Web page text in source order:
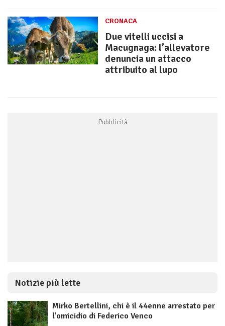
CRONACA
Due vitelli uccisi a
Macugnaga: l’allevatore
denuncia un attacco
attribuito al lupo
Notizie più lette
Mirko Bertellini, chi è il 44enne arrestato per
l’omicidio di Federico Venco